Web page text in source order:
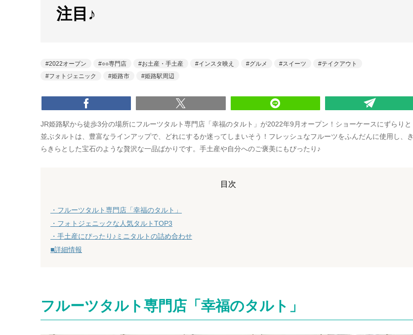
注目♪
2022オープン ○○専門店 お土産・手土産 インスタ映え グルメ スイーツ
テイクアウト
フォトジェニック
姫路市 姫路駅周辺
JR姫路駅から徒歩3分の場所にフルーツタルト専門店「幸福のタルト」が2022年9月オープン！ショーケースにずらりと
並ぶタルトは、豊富なラインアップで、どれにするか迷ってしまいそう！フレッシュなフルーツをふんだんに使用し、き
らきらとした宝石のような贅沢な一品ばかりです。手土産や自分へのご褒美にもぴったり♪
目次
・フルーツタルト専門店「幸福のタルト」
・フォトジェニックな人気タルトTOP3
・手土産にぴったり♪ミニタルトの詰め合わせ
■詳細情報
フルーツタルト専門店「幸福のタルト」